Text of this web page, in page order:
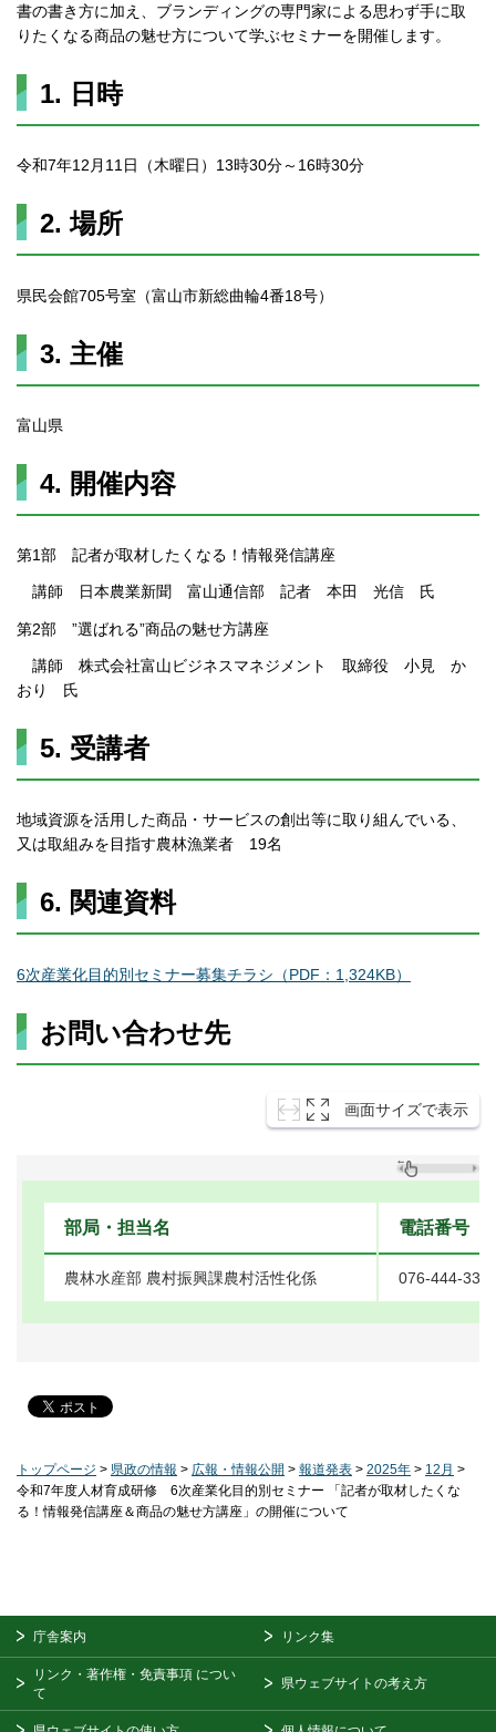
書の書き方に加え、ブランディングの専門家による思わず手に取
りたくなる商品の魅せ方について学ぶセミナーを開催します。
1. 日時
令和7年12月11日（木曜日）13時30分～16時30分
2. 場所
県民会館705号室（富山市新総曲輪4番18号）
3. 主催
富山県
4. 開催内容
第1部 記者が取材したくなる！情報発信講座
講師 日本農業新聞 富山通信部 記者 本田 光信 氏
第2部 ”選ばれる”商品の魅せ方講座
講師 株式会社富山ビジネスマネジメント 取締役 小見 か
おり 氏
5. 受講者
地域資源を活用した商品・サービスの創出等に取り組んでいる、
又は取組みを目指す農林漁業者 19名
6. 関連資料
6次産業化目的別セミナー募集チラシ（PDF：1,324KB）
お問い合わせ先
画面サイズで表示
部局・担当名 電話番号
農林水産部 農村振興課農村活性化係 076-444-
トップページ > 県政の情報 > 広報・情報公開 > 報道発表 > 2025年 > 12月 >
令和7年度人材育成研修 6次産業化目的別セミナー 「記者が取材したくな
る！情報発信講座＆商品の魅せ方講座」の開催について
庁舎案内 リンク集
リンク・著作権・免責事項 につい
て
県ウェブサイトの考え方